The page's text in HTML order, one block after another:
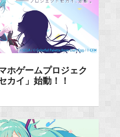
ホゲームプロジェク
カイ」始動！！